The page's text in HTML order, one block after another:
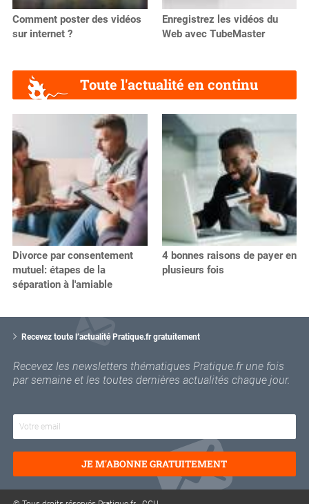
Comment poster des vidéos
sur internet ?
Enregistrez les vidéos du
Web avec TubeMaster
Toute l'actualité en continu
Divorce par consentement
mutuel: étapes de la
séparation à l'amiable
4 bonnes raisons de payer en
plusieurs fois
Recevez toute l’actualité Pratique.fr gratuitement
Recevez les newsletters thématiques Pratique.fr une fois
par semaine et les toutes dernières actualités chaque jour.
o
r
e
e
JE M'ABONNE GRATUITEMENT